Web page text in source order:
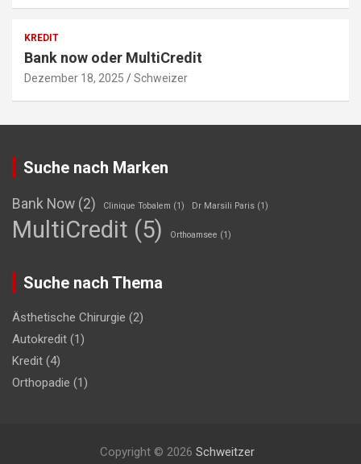
KREDIT
Bank now oder MultiCredit
Dezember 18, 2025 Schweizer
Suche nach Marken
Bank Now (2) Clinique Tobalem (1) Dr Marsili Paris (1)
MultiCredit (5) Orthoamsee (1)
Suche nach Thema
Ästhetische Chirurgie (2)
Autokredit (1)
Kredit (4)
Orthopadie (1)
Copyright © 2026 Schweitzer